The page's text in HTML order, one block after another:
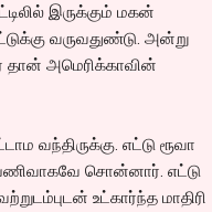
இருக்கும் மகன்
வருவதுண்டு. அன்று
தான் அமெரிக்காவின்
வந்திருக்கு. எட்டு ரூவா
பணிவாகவே சொன்னார். எட்டு
உட்கார்ந்த மாதிரி